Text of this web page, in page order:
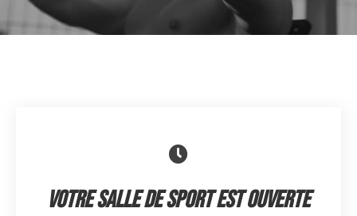
VOTRE SALLE DE SPORT EST OUVERTE